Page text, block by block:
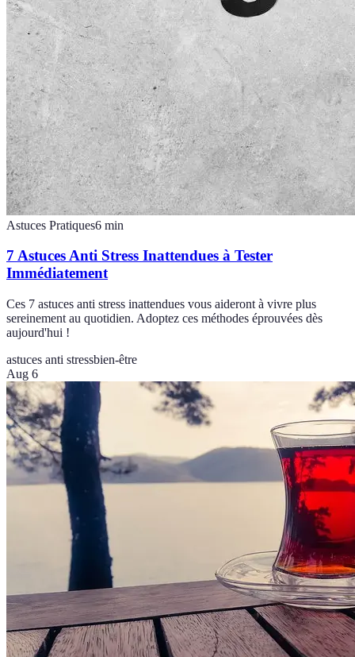
Astuces Pratiques6 min
7 Astuces Anti Stress Inattendues à Tester
Immédiatement
Ces 7 astuces anti stress inattendues vous aideront à vivre plus
sereinement au quotidien. Adoptez ces méthodes éprouvées dès
aujourd'hui !
astuces anti stressbien-être
Aug 6